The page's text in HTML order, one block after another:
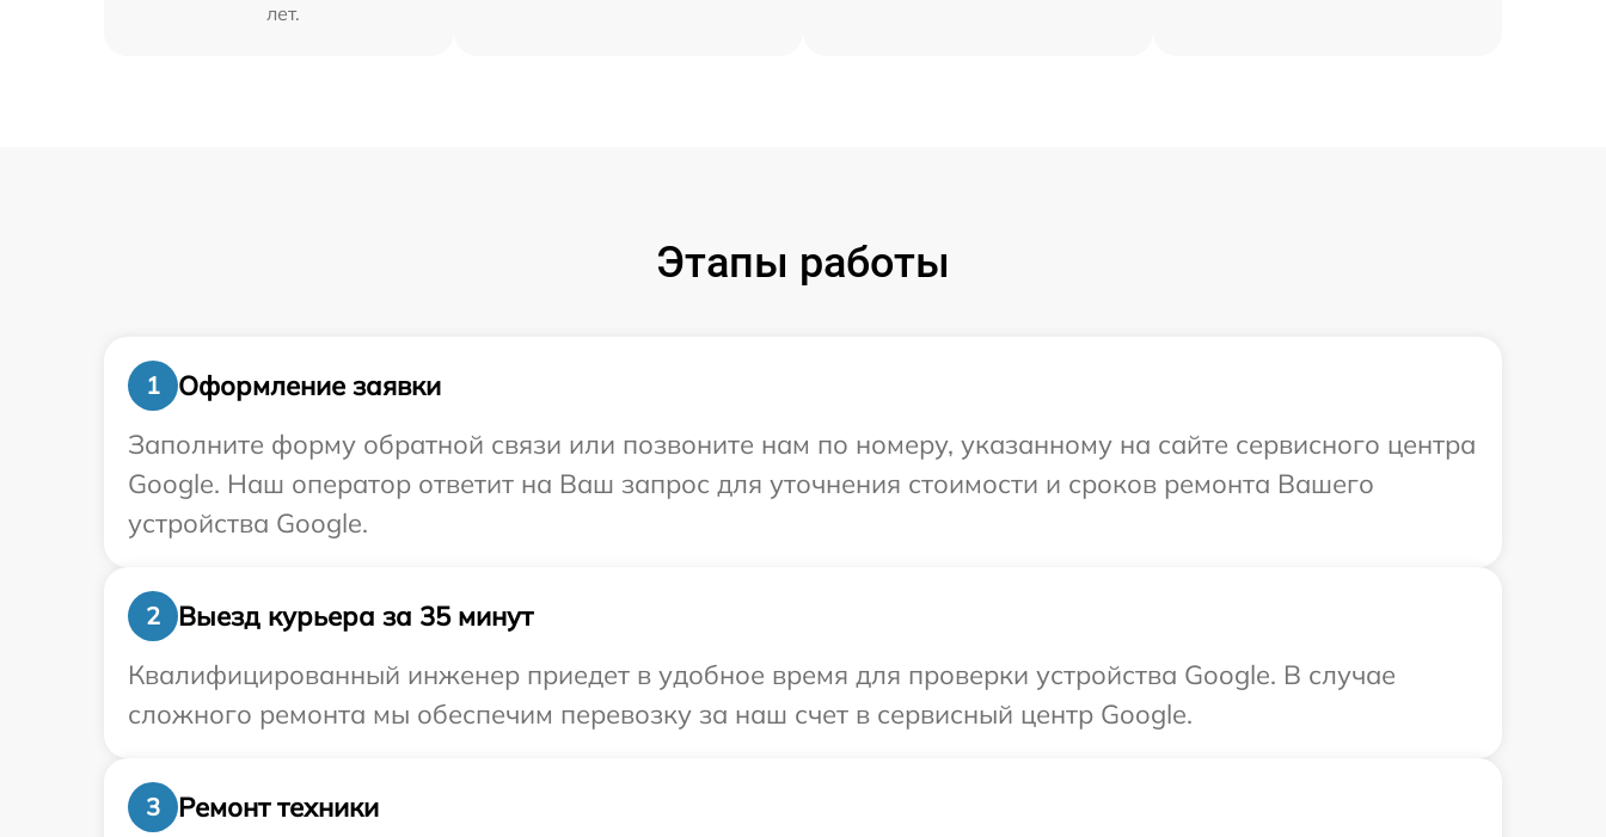
лет.
Этапы работы
1
Оформление заявки
Заполните форму обратной связи или позвоните нам по номеру, указанному на сайте сервисного центра
Google. Наш оператор ответит на Ваш запрос для уточнения стоимости и сроков ремонта Вашего
устройства Google.
2
Выезд курьера за 35 минут
Квалифицированный инженер приедет в удобное время для проверки устройства Google. В случае
сложного ремонта мы обеспечим перевозку за наш счет в сервисный центр Google.
3
Ремонт техники